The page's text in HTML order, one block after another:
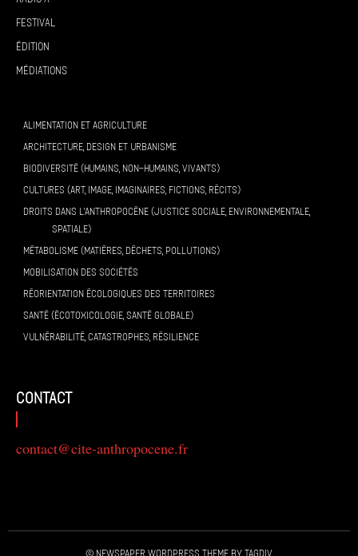
Festival
Édition
Médiations
ALIMENTATION ET AGRICULTURE
ARCHITECTURE, DESIGN ET URBANISME
BIODIVERSITÉ (HUMAINS, NON-HUMAINS, VIVANTS)
CULTURES (ART, IMAGE, IMAGINAIRES, FICTIONS, RÉCITS)
DROITS DANS L’ANTHROPOCÈNE (JUSTICE SOCIALE, ENVIRONNEMENTALE,
SPATIALE)
MÉTABOLISME (MATIÈRES, DÉCHETS, POLLUTIONS)
MOBILISATION DES SOCIÉTÉS
RÉORIENTATION ÉCOLOGIQUES DES TERRITOIRES
SANTÉ (ÉCOTOXICOLOGIE, SANTÉ GLOBALE)
VULNÉRABILITÉ, CATASTROPHES, RÉSILIENCE
contact
contact@cite-anthropocene.fr
© Newspaper WordPress Theme by TagDiv